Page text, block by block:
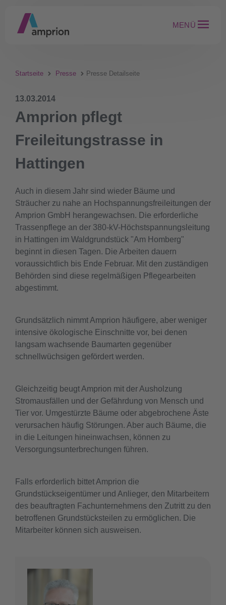
MENÜ
Startseite Presse Presse Detailseite
13.03.2014
Amprion pflegt
Freileitungstrasse in
Hattingen
Auch in diesem Jahr sind wieder Bäume und
Sträucher zu nahe an Hochspannungsfreileitungen der
Amprion GmbH herangewachsen. Die erforderliche
Trassenpflege an der 380-kV-Höchstspannungsleitung
in Hattingen im Waldgrundstück "Am Homberg"
beginnt in diesen Tagen. Die Arbeiten dauern
voraussichtlich bis Ende Februar. Mit den zuständigen
Behörden sind diese regelmäßigen Pflegearbeiten
abgestimmt.
Grundsätzlich nimmt Amprion häufigere, aber weniger
intensive ökologische Einschnitte vor, bei denen
langsam wachsende Baumarten gegenüber
schnellwüchsigen gefördert werden.
Gleichzeitig beugt Amprion mit der Ausholzung
Stromausfällen und der Gefährdung von Mensch und
Tier vor. Umgestürzte Bäume oder abgebrochene Äste
verursachen häufig Störungen. Aber auch Bäume, die
in die Leitungen hineinwachsen, können zu
Versorgungsunterbrechungen führen.
Falls erforderlich bittet Amprion die
Grundstückseigentümer und Anlieger, den Mitarbeitern
des beauftragten Fachunternehmens den Zutritt zu den
betroffenen Grundstücksteilen zu ermöglichen. Die
Mitarbeiter können sich ausweisen.